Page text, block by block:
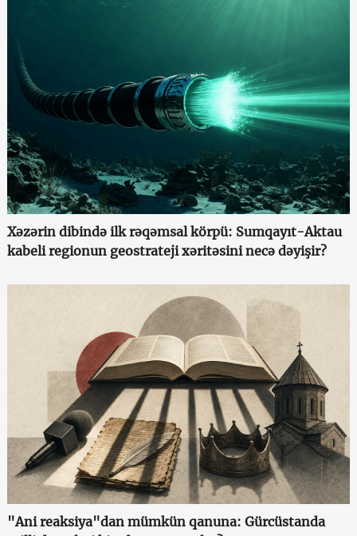
Xəzərin dibində ilk rəqəmsal körpü: Sumqayıt-Aktau
kabeli regionun geostrateji xəritəsini necə dəyişir?
"Ani reaksiya"dan mümkün qanuna: Gürcüstanda